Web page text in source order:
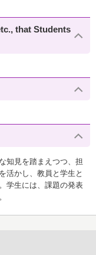
that Students
知見を踏まえつつ、担
活かし、教員と学生と
学生には、課題の発表